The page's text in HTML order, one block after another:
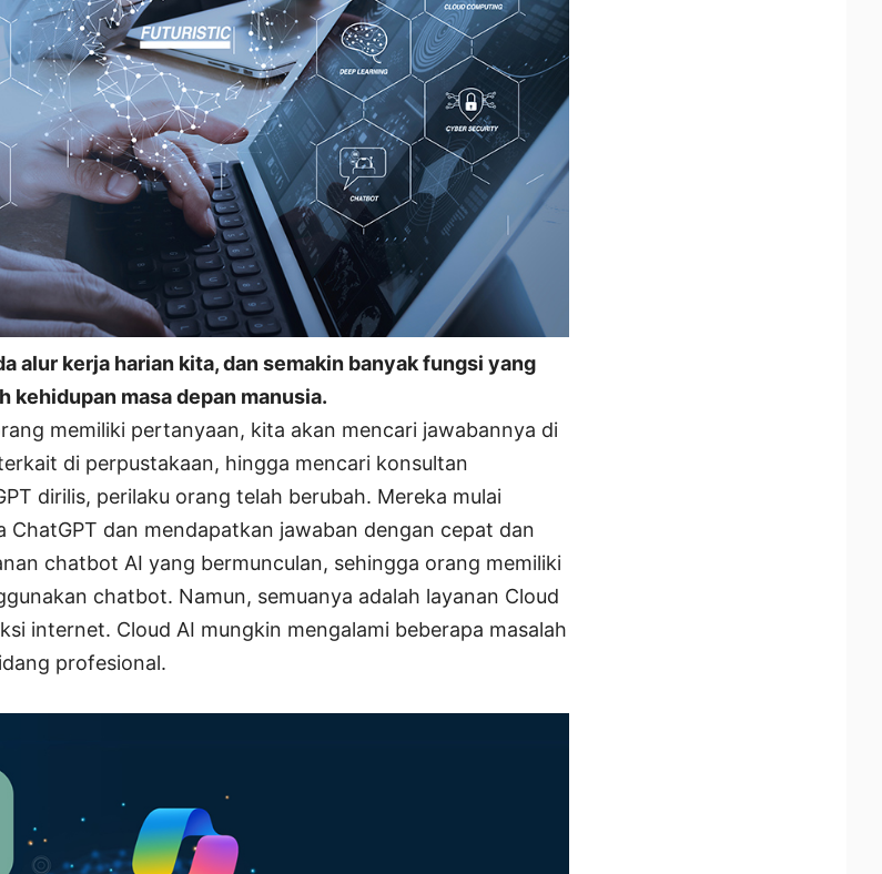
alur kerja harian kita, dan semakin banyak fungsi yang
kehidupan masa depan manusia.
memiliki pertanyaan, kita akan mencari jawabannya di
di perpustakaan, hingga mencari konsultan
dirilis, perilaku orang telah berubah. Mereka mulai
ChatGPT dan mendapatkan jawaban dengan cepat dan
chatbot AI yang bermunculan, sehingga orang memiliki
chatbot. Namun, semuanya adalah layanan Cloud
internet. Cloud AI mungkin mengalami beberapa masalah
profesional.